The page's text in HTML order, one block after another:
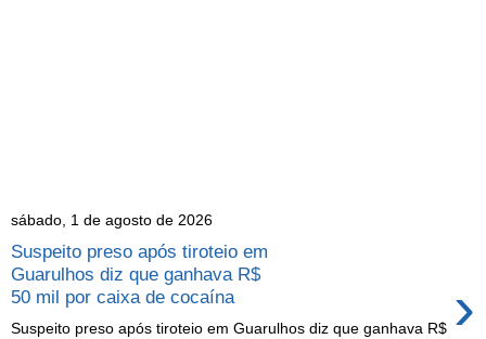
sábado, 1 de agosto de 2026
Suspeito preso após tiroteio em
Guarulhos diz que ganhava R$
50 mil por caixa de cocaína
›
Suspeito preso após tiroteio em Guarulhos diz que ganhava R$